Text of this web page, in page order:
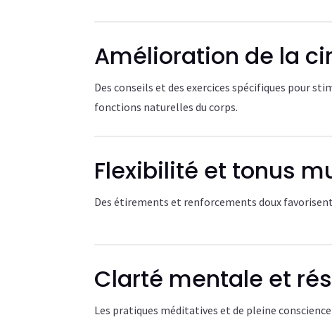
Amélioration de la
Des conseils et des exercices spécifiques pour
fonctions naturelles du corps.
Flexibilité et tonus
Des étirements et renforcements doux
Clarté mentale et
Les pratiques méditatives et de pleine